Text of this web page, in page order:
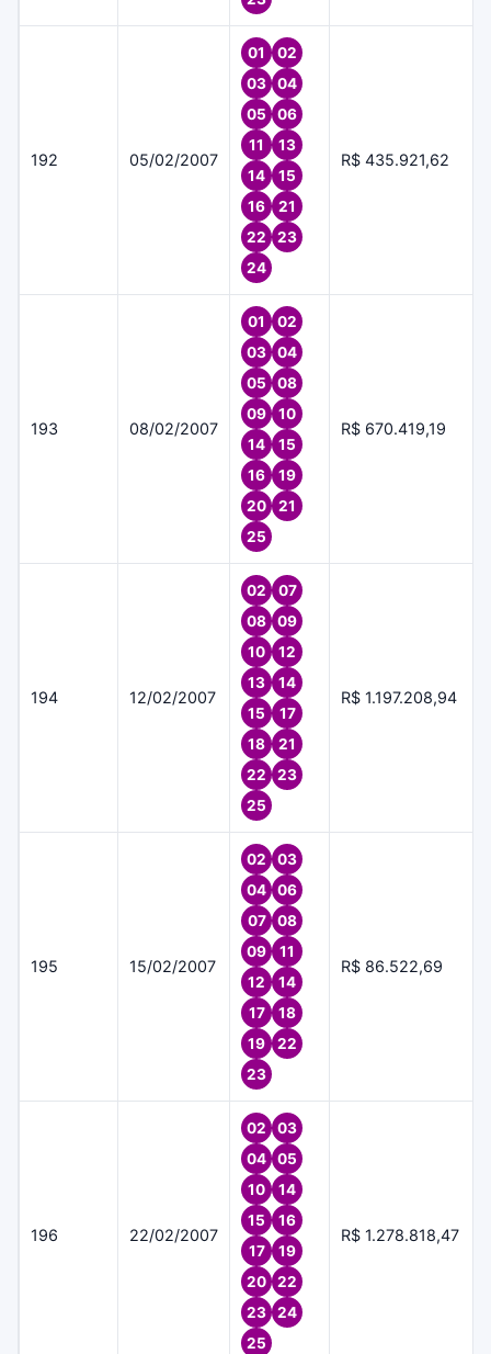
192 05/02/2007
01
02
03
04
05
06
11
13
14
15
16
21
22
23
24
R$ 435.921,62
193 08/02/2007
01
02
03
04
05
08
09
10
14
15
16
19
20
21
25
R$ 670.419,19
194 12/02/2007
02
07
08
09
10
12
13
14
15
17
18
21
22
23
25
R$ 1.197.208,94
195 15/02/2007
02
03
04
06
07
08
09
11
12
14
17
18
19
22
23
R$ 86.522,69
196 22/02/2007
02
03
04
05
10
14
15
16
17
19
20
22
23
24
25
R$ 1.278.818,47